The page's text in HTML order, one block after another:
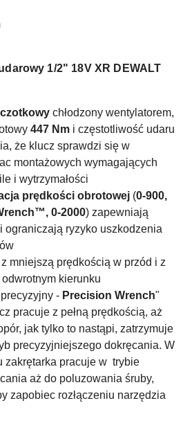
1/2" 18V XR DEWALT
chłodzony wentylatorem,
447 Nm i częstotliwość udaru
że klucz sprawdzi się w
montażowych wymagających
i wytrzymałości
prędkości obrotowej (0-900,
0-2000) zapewniają
ograniczają ryzyko uszkodzenia
mniejszą prędkością w przód i z
kierunku
- Precision Wrench"
pracuje z pełną prędkością, aż
jak tylko to nastąpi, zatrzymuje
precyzyjniejszego dokręcania. W
zakrętarka pracuje w trybie
aż do poluzowania śruby,
zapobiec rozłączeniu narzędzia